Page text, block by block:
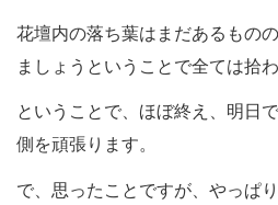
花壇内の落ち葉はまだあるもの
ましょうということで全ては拾わ
ということで、ほぼ終え、明日
側を頑張ります。
で、思ったことですが、やっぱ